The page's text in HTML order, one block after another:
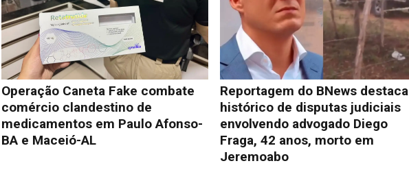
Operação Caneta Fake combate
comércio clandestino de
medicamentos em Paulo Afonso-
BA e Maceió-AL
Reportagem do BNews destaca
histórico de disputas judiciais
envolvendo advogado Diego
Fraga, 42 anos, morto em
Jeremoabo